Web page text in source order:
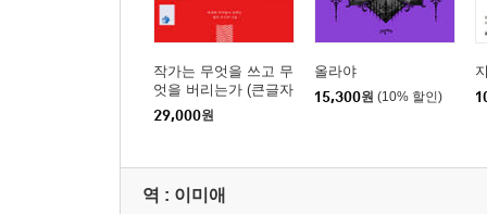
작가는 무엇을 쓰고 무
엇을 버리는가 (큰글자
도서)
29,000원
올라야
15,300원 (10% 할인)
역 : 이미애